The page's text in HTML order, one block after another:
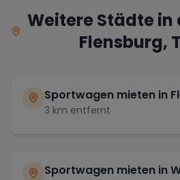
Weitere Städte in
Flensburg,
Sportwagen mieten in
3 km entfernt
Sportwagen mieten in